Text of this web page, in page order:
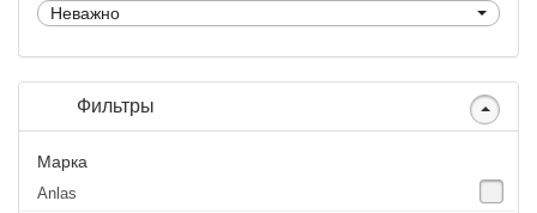
Неважно
Фильтры
Марка
Anlas